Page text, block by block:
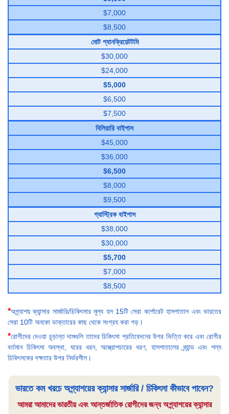
$7,000
$8,500
মোট প্যানক্রিয়েটটমি
$30,000
$24,000
$5,000
$6,500
$7,500
বিলিয়ারি বাইপাস
$45,000
$36,000
$6,500
$8,000
$9,500
গ্যাস্ট্রিক বাইপাস
$38,000
$30,000
$5,700
$7,000
$8,500
*অগ্ন্যাশয় ক্যান্সার সার্জারি/চিকিৎসার মূল্য হল 15টি সেরা কর্পোরেট হাসপাতাল এবং ভারতের
সেরা 10টি অনকো ডাক্তারের কাছ থেকে সংগ্রহ করা গড়।
*রোগীদের দেওয়া চূড়ান্ত দামগুলি তাদের চিকিৎসা প্রতিবেদনের উপর ভিত্তি করে এবং রোগীর
বর্তমান চিকিৎসা অবস্থা, ঘরের ধরন, অস্ত্রোপচারের ধরণ, হাসপাতালের ব্র্যান্ড এবং শল্য
চিকিৎসকের দক্ষতার উপর নির্ভরশীল।
ভারতে কম খরচে অগ্ন্যাশয়ের ক্যান্সার সার্জারি / চিকিৎসা কীভাবে পাবেন?
আমরা আমাদের ভারতীয় এবং আন্তর্জাতিক রোগীদের জন্য অগ্ন্যাশয়ের ক্যান্সার